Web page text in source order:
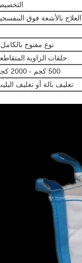
العلاج بالأشعة فوق
نوع مفتوح بالكامل
حلقات الزاوية
500 كجم - 2000 كجم
تغليف بالة أو تغليف